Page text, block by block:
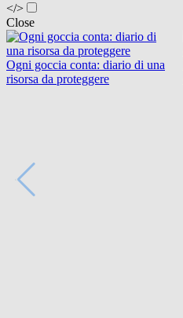
</>
Close
Ogni goccia conta: diario di una
risorsa da proteggere